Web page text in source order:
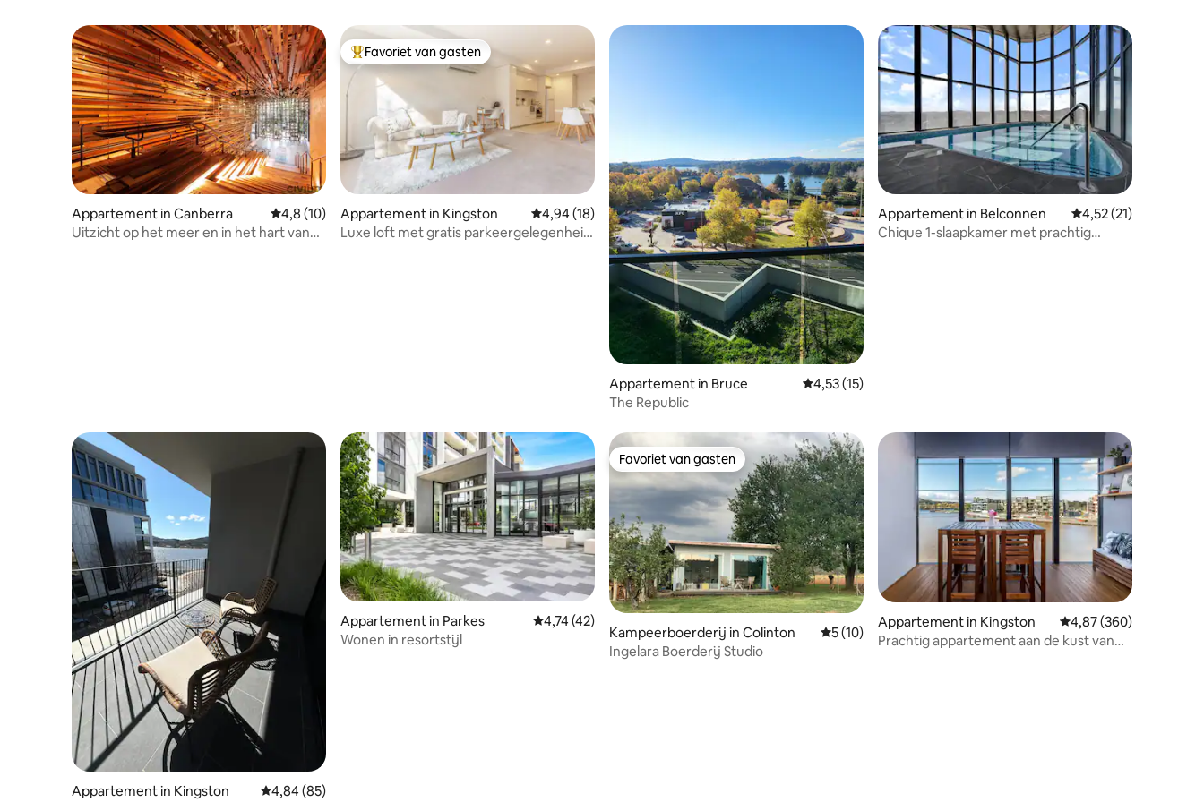
Appartement in Canberra Gemiddelde beoordeling van 4,8 uit 5, 10 recensies
4,8 (10)
Uitzicht op het meer en in het hart van
Topfavoriet van gasten
Favoriet van gasten
Appartement in Kingston Gemiddelde beoordeling van 4,94 uit 5, 18 recensies
4,94 (18)
Luxe loft met gratis parkeergelegenheid
Appartement in Bruce Gemiddelde beoordeling van 4,53 uit 5, 15 recensies
4,53 (15)
The Republic
Appartement in Belconnen Gemiddelde
4,52 (21)
Chique 1-slaapkamer met prachtig
Appartement in Kingston Gemiddelde beoordeling van 4,84 uit 5, 85 recensies
4,84 (85)
Appartement in Parkes Gemiddelde beoordeling van 4,74 uit 5, 42 recensies
4,74 (42)
Wonen in resortstijl
Favoriet van gasten
Favoriet van gasten
Kampeerboerderij in Colinton Gemiddelde beoordeling van 5 uit 5, 10 recensies
5 (10)
Ingelara Boerderij Studio
Appartement in Kingston Gemiddelde
4,87 (360)
Prachtig appartement aan de kust van